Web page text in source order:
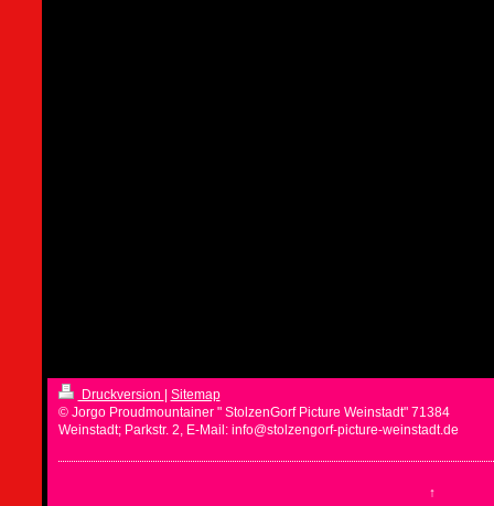
Druckversion
Sitemap
© Jorgo Proudmountainer " StolzenGorf Picture Weinstadt" 71384
Weinstadt; Parkstr. 2, E-Mail: info@stolzengorf-picture-weinstadt.de
↑